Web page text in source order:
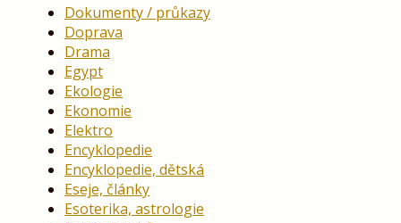
Dokumenty / průkazy
Doprava
Drama
Egypt
Ekologie
Ekonomie
Elektro
Encyklopedie
Encyklopedie, dětská
Eseje, články
Esoterika, astrologie